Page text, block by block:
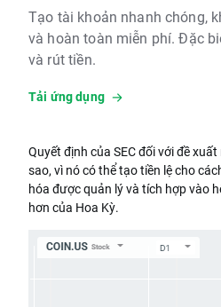
Tạo tài khoản nhanh chóng,
và hoàn toàn miễn phí. Đặc
và rút tiền.
Tải ứng dụng
Quyết định của SEC đối với đề
sao, vì nó có thể tạo tiền lệ cho
hóa được quản lý và tích hợp vào
hơn của Hoa Kỳ.